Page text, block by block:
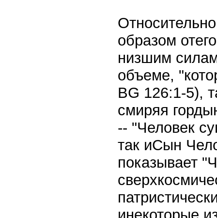
образом
низшим
объеме,
BG 126:1-5),
смиряя
-- "Человек
так иСын
показывает